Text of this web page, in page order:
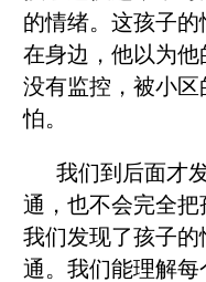
的情绪。这孩子
在身边，他以为
没有监控，被小
怕。
我们到后面才
通，也不会完全
我们发现了孩子
通。我们能理解